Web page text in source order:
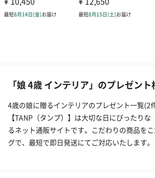
「娘 4歳 インテリア」のプレゼン
4歳の娘に贈るインテリアのプレゼント一覧(2
【TANP（タンプ）】は大切な日にぴったりな
るネット通販サイトです。こだわりの商品を
グで、最短で即日発送にてご対応いたします。